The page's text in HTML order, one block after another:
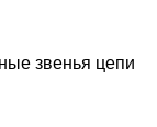
звенья цепи